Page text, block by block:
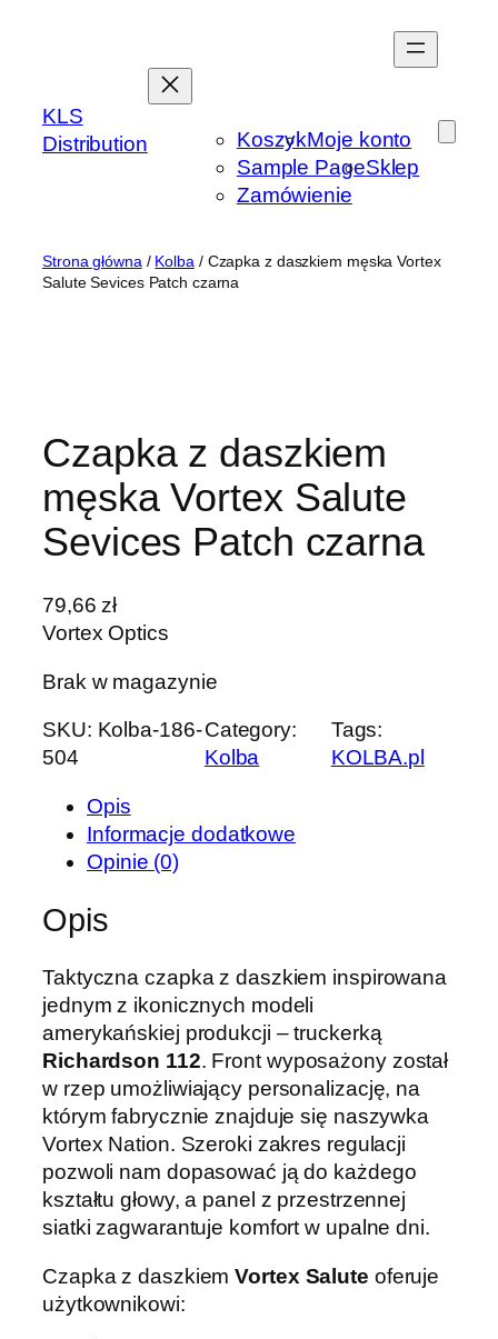
KLS
Distribution
KoszykMoje konto
Sample PageSklep
Zamówienie
Strona główna / Kolba / Czapka z daszkiem męska Vortex
Salute Sevices Patch czarna
Czapka z daszkiem
męska Vortex Salute
Sevices Patch czarna
79,66zł
Vortex Optics
Brak w magazynie
SKU: Kolba-186-
504
Category:
Kolba
Tags:
KOLBA.pl
Opis
Informacje dodatkowe
Opinie (0)
Opis
Taktyczna czapka z daszkiem inspirowana
jednym z ikonicznych modeli
amerykańskiej produkcji – truckerką
Richardson 112. Front wyposażony został
w rzep umożliwiający personalizację, na
którym fabrycznie znajduje się naszywka
Vortex Nation. Szeroki zakres regulacji
pozwoli nam dopasować ją do każdego
kształtu głowy, a panel z przestrzennej
siatki zagwarantuje komfort w upalne dni.
Czapka z daszkiemVortex Salute oferuje
użytkownikowi: